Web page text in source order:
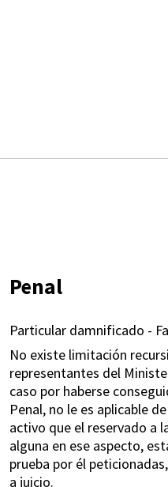
Penal
Particular damnificado -
No existe limitación
representantes del
caso por haberse
Penal, no le es aplicable
activo que el reservado a
alguna en ese aspecto,
prueba por él
a juicio.